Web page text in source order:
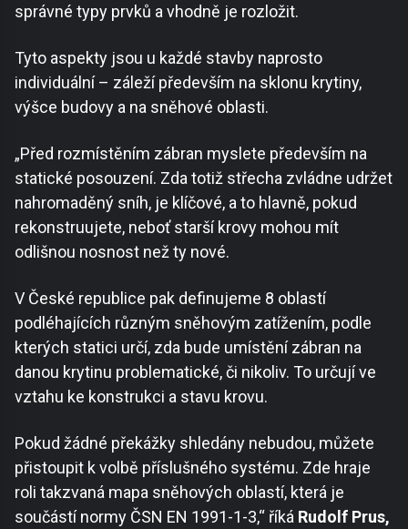
správné typy prvků a vhodně je rozložit.
Tyto aspekty jsou u každé stavby naprosto
individuální – záleží především na sklonu krytiny,
výšce budovy a na sněhové oblasti.
„Před rozmístěním zábran myslete především na
statické posouzení. Zda totiž střecha zvládne udržet
nahromaděný sníh, je klíčové, a to hlavně, pokud
rekonstruujete, neboť starší krovy mohou mít
odlišnou nosnost než ty nové.
V České republice pak definujeme 8 oblastí
podléhajících různým sněhovým zatížením, podle
kterých statici určí, zda bude umístění zábran na
danou krytinu problematické, či nikoliv. To určují ve
vztahu ke konstrukci a stavu krovu.
Pokud žádné překážky shledány nebudou, můžete
přistoupit k volbě příslušného systému. Zde hraje
roli takzvaná mapa sněhových oblastí, která je
součástí normy ČSN EN 1991-1-3,“ říká Rudolf Prus,